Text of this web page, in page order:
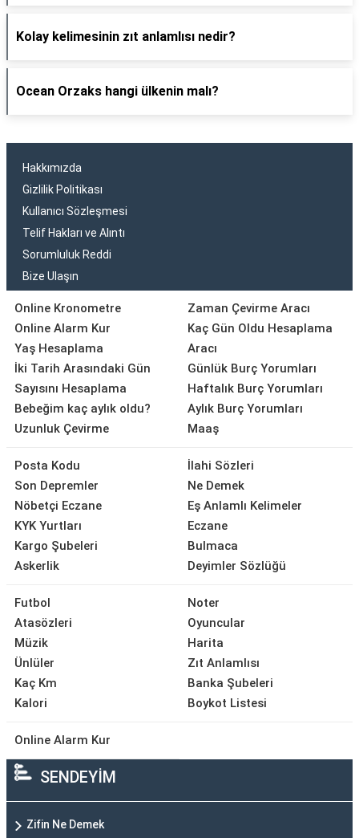
Kolay kelimesinin zıt anlamlısı nedir?
Ocean Orzaks hangi ülkenin malı?
Hakkımızda
Gizlilik Politikası
Kullanıcı Sözleşmesi
Telif Hakları ve Alıntı
Sorumluluk Reddi
Bize Ulaşın
Online Kronometre
Online Alarm Kur
Yaş Hesaplama
İki Tarih Arasındaki Gün
Sayısını Hesaplama
Bebeğim kaç aylık oldu?
Uzunluk Çevirme
Zaman Çevirme Aracı
Kaç Gün Oldu Hesaplama
Aracı
Günlük Burç Yorumları
Haftalık Burç Yorumları
Aylık Burç Yorumları
Maaş
Posta Kodu
Son Depremler
Nöbetçi Eczane
KYK Yurtları
Kargo Şubeleri
Askerlik
İlahi Sözleri
Ne Demek
Eş Anlamlı Kelimeler
Eczane
Bulmaca
Deyimler Sözlüğü
Futbol
Atasözleri
Müzik
Ünlüler
Kaç Km
Kalori
Noter
Oyuncular
Harita
Zıt Anlamlısı
Banka Şubeleri
Boykot Listesi
Online Alarm Kur
SENDEYİM
Zifin Ne Demek